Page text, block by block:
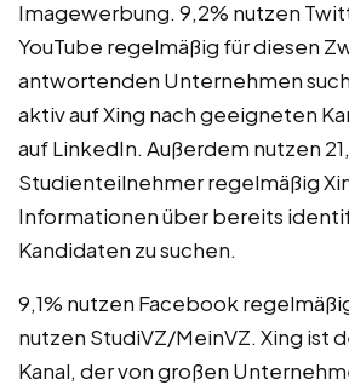
Imagewerbung. 9,2% nutzen
YouTube regelmäßig für diesen
antwortenden Unternehmen
aktiv auf Xing nach geeigneten
auf LinkedIn. Außerdem nutzen
Studienteilnehmer regelmäßig
Informationen über bereits
Kandidaten zu suchen.
9,1% nutzen Facebook
nutzen StudiVZ/MeinVZ. Xing ist
Kanal, der von großen